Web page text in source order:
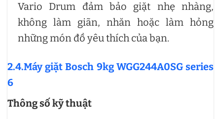
Vario Drum đảm bảo giặt nhẹ nhàng,
không làm giãn, nhăn hoặc làm hỏng
những món đồ yêu thích của bạn.
2.4.Máy giặt Bosch 9kg WGG244A0SG series
6
Thông số kỹ thuật